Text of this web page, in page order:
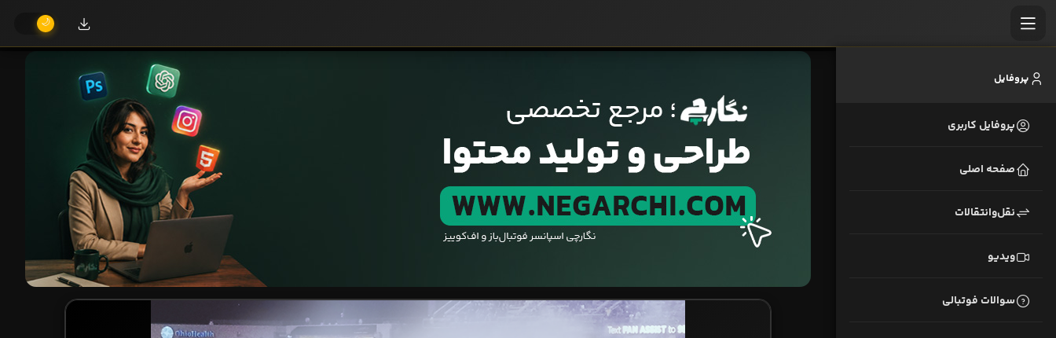
پروفایل
پروفایل کاربری
صفحه اصلی
نقل‌وانتقالات
ویدیو
سوالات فوتبالی